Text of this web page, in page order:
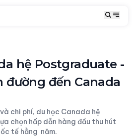
hệ Postgraduate -
đường đến Canada
chi phí, du học Canada hệ
chọn hấp dẫn hàng đầu thu hút
tế hằng năm.